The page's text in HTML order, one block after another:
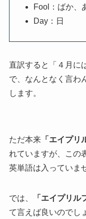
Fool：ばか、
Day：日
直訳すると「４月に
で、なんとなく言わ
します。
ただ本来「エイプリ
れていますが、この
英単語は入っていま
では、 「エイプリル
て言えば良いのでし